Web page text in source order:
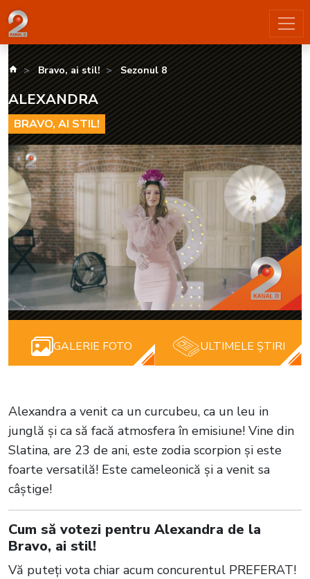
Alexandra - KANAL D2
kanald.ro
Bravo, ai stil! Sezonul 8
ALEXANDRA
BRAVO, AI STIL!
GALERIE FOTO ULTIMELE ȘTIRI
Alexandra a venit ca un curcubeu, ca un leu in
junglă și ca să facă atmosfera în emisiune! Vine din
Slatina, are 23 de ani, este zodia scorpion și este
foarte versatilă! Este cameleonică și a venit sa
câștige!
Cum să votezi pentru Alexandra de la
Bravo, ai stil!
Vă puteţi vota chiar acum concurentul PREFERAT!